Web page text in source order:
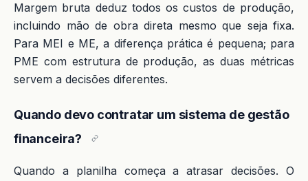
Margem bruta deduz todos os custos de produção,
incluindo mão de obra direta mesmo que seja fixa.
Para MEI e ME, a diferença prática é pequena; para
PME com estrutura de produção, as duas métricas
servem a decisões diferentes.
Quando devo contratar um sistema de gestão
financeira?
Quando a planilha começa a atrasar decisões. O